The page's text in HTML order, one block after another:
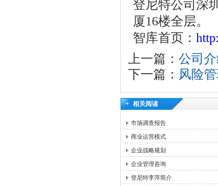
登尼特公司深
厦16楼全层。
智库首页：
上一篇： 公司
下一篇： 风险
相关阅读
市场调查报告
商业运营模式
企业战略规划
企业管理咨询
登尼特李萍简介